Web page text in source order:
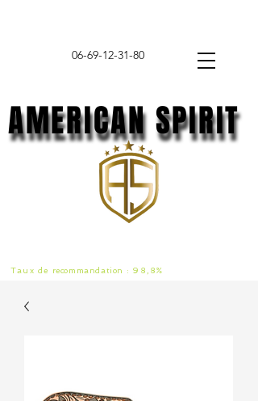
06-69-12-31-80
AMERICAN SPIRIT
AMERICAN SPIRIT
Taux de recommandation : 98,8%